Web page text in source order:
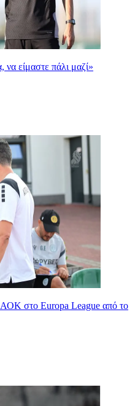
να είμαστε πάλι μαζί»
στο Europa League από το